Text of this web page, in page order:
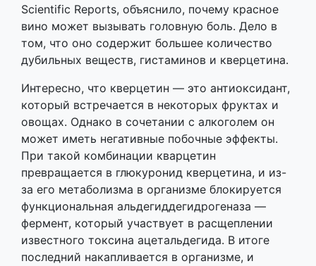
Scientific Reports, объяснило, почему красное
вино может вызывать головную боль. Дело в
том, что оно содержит большее количество
дубильных веществ, гистаминов и кверцетина.
Интересно, что кверцетин — это антиоксидант,
который встречается в некоторых фруктах и
овощах. Однако в сочетании с алкоголем он
может иметь негативные побочные эффекты.
При такой комбинации кварцетин
превращается в глюкуронид кверцетина, и из-
за его метаболизма в организме блокируется
функциональная альдегиддегидрогеназа —
фермент, который участвует в расщеплении
известного токсина ацетальдегида. В итоге
последний накапливается в организме, и